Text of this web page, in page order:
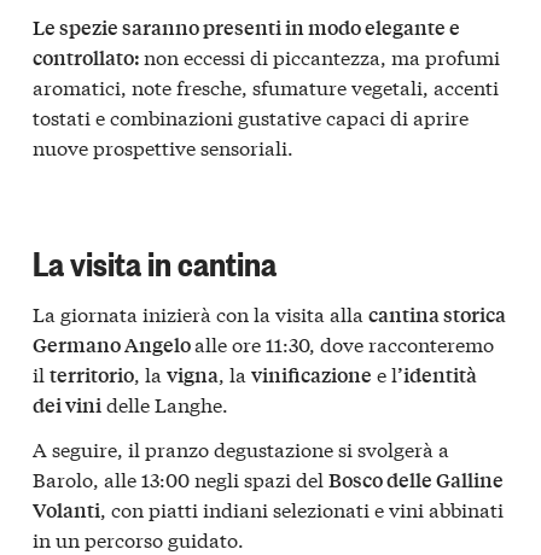
Le spezie saranno presenti in modo elegante e
controllato:non eccessi di piccantezza, ma profumi
aromatici, note fresche, sfumature vegetali, accenti
tostati e combinazioni gustative capaci di aprire
nuove prospettive sensoriali.
La visita in cantina
La giornata inizierà con la visita alla cantina storica
Germano Angeloalle ore 11:30, dove racconteremo
il territorio, la vigna, la vinificazione e l’identità
dei vinidelle Langhe.
A seguire, il pranzo degustazione si svolgerà a
Barolo, alle 13:00 negli spazi del Bosco delle Galline
Volanti, con piatti indiani selezionati e vini abbinati
in un percorso guidato.